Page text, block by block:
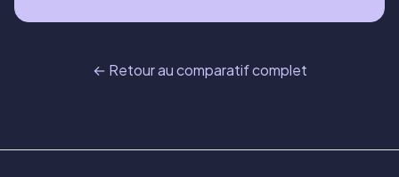
← Retour au comparatif complet